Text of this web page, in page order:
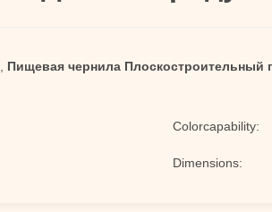
Пищевая чернила Плоскостроительный
Colorcapability:
Dimensions: